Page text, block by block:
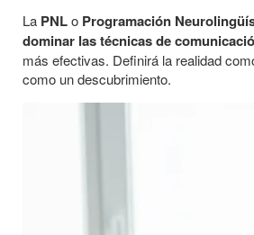
La PNLo Programación
dominar las técnicas de
más efectivas. Definirá la realidad
como un descubrimiento.